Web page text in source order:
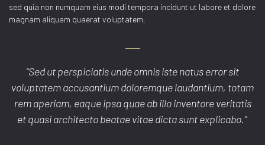
sed quia non numquam eius modi tempora incidunt ut labore et dolore
magnam aliquam quaerat voluptatem.
“Sed ut perspiciatis unde omnis iste natus error sit
voluptatem accusantium doloremque laudantium, totam
rem aperiam, eaque ipsa quae ab illo inventore veritatis
et quasi architecto beatae vitae dicta sunt explicabo.”